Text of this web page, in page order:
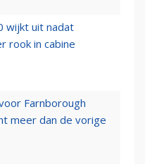
wijkt uit nadat
rook in cabine
Farnborough
meer dan de vorige